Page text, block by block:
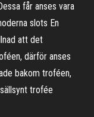
får anses vara
slots En
att det
därför anses
bakom troféen,
trofée